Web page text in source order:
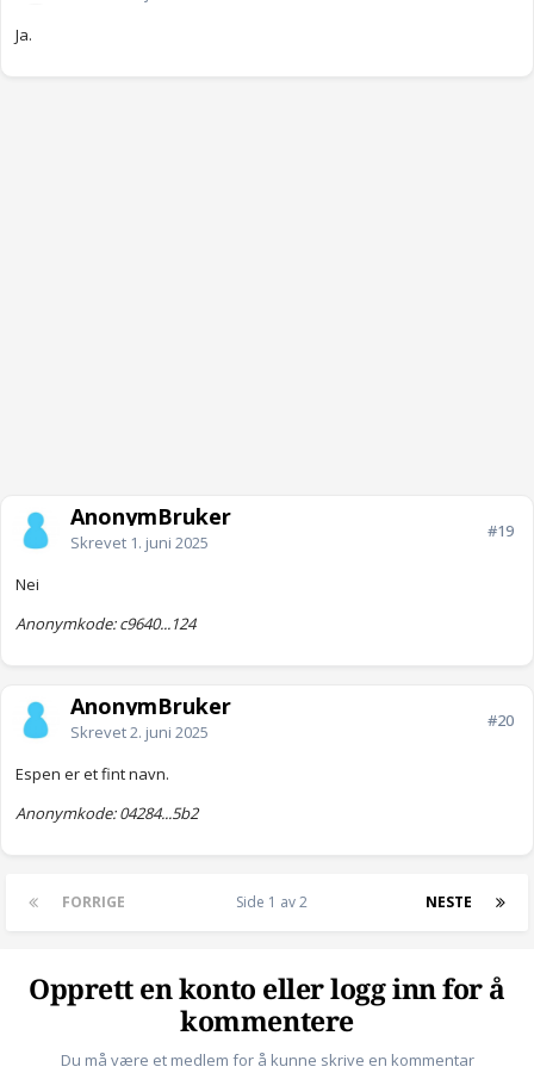
Ja.
AnonymBruker
Skrevet 1. juni 2025
#19
Nei
Anonymkode: c9640...124
AnonymBruker
Skrevet2. juni 2025
#20
Espen er et fint navn.
Anonymkode: 04284...5b2
FORRIGE NESTE
Side 1 av 2
Opprett en konto eller logg inn for å
kommentere
Du må være et medlem for å kunne skrive en kommentar